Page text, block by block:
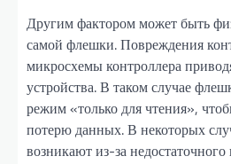
Другим фактором может быть
самой флешки. Повреждения
микросхемы контроллера
устройства. В таком случае
режим «только для чтения»,
потерю данных. В некоторых
возникают из-за